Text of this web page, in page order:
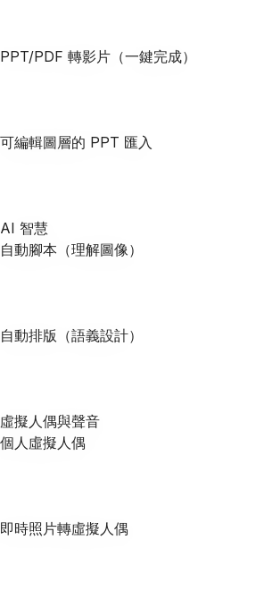
PPT/PDF 轉影片（一鍵完成）
可編輯圖層的 PPT 匯入
AI 智慧
自動腳本（理解圖像）
自動排版（語義設計）
虛擬人偶與聲音
個人虛擬人偶
即時照片轉虛擬人偶